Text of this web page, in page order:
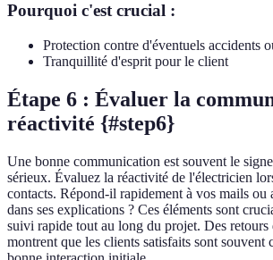
Pourquoi c'est crucial :
Protection contre d'éventuels accidents
Tranquillité d'esprit pour le client
Étape 6 : Évaluer la
réactivité {#step6}
Une bonne communication est souvent le
sérieux. Évaluez la réactivité de l'électricien
contacts. Répond-il rapidement à vos mails ou
dans ses explications ? Ces éléments sont
suivi rapide tout au long du projet. Des retours
montrent que les clients satisfaits sont souvent